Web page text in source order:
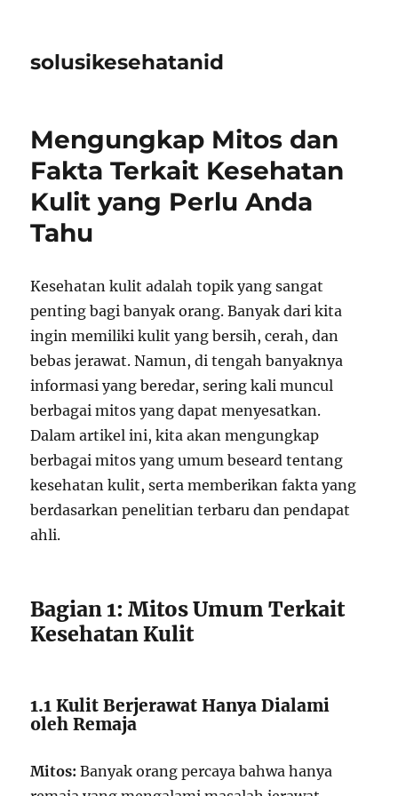
solusikesehatanid
Mengungkap Mitos dan
Fakta Terkait Kesehatan
Kulit yang Perlu Anda
Tahu
Kesehatan kulit adalah topik yang sangat
penting bagi banyak orang. Banyak dari kita
ingin memiliki kulit yang bersih, cerah, dan
bebas jerawat. Namun, di tengah banyaknya
informasi yang beredar, sering kali muncul
berbagai mitos yang dapat menyesatkan.
Dalam artikel ini, kita akan mengungkap
berbagai mitos yang umum beseard tentang
kesehatan kulit, serta memberikan fakta yang
berdasarkan penelitian terbaru dan pendapat
ahli.
Bagian 1: Mitos Umum Terkait
Kesehatan Kulit
1.1 Kulit Berjerawat Hanya Dialami
oleh Remaja
Mitos: Banyak orang percaya bahwa hanya